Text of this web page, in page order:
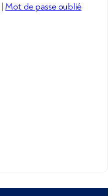
| Mot de passe oublié